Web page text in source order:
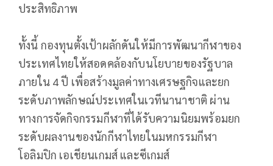
ประสิทธิภาพ
ทั้งนี้ กองทุนตั้งเป้าผลักดันให้มีการพัฒนากีฬาของ
ประเทศไทยให้สอดคล้องกับนโยบายของรัฐบาล
ภายใน 4 ปี เพื่อสร้างมูลค่าทางเศรษฐกิจและยก
ระดับภาพลักษณ์ประเทศในเวทีนานาชาติ ผ่าน
ทางการจัดกิจกรรมกีฬาที่ได้รับความนิยมพร้อมยก
ระดับผลงานของนักกีฬาไทยในมหกรรมกีฬา
โอลิมปิก เอเชียนเกมส์ และซีเกมส์